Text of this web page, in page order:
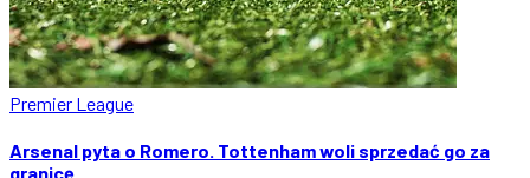
Premier League
Arsenal pyta o Romero. Tottenham woli sprzedać go za
granicę